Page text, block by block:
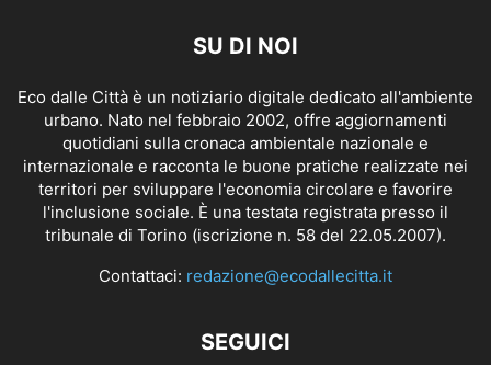
SU DI NOI
Eco dalle Città è un notiziario digitale dedicato all'ambiente
urbano. Nato nel febbraio 2002, offre aggiornamenti
quotidiani sulla cronaca ambientale nazionale e
internazionale e racconta le buone pratiche realizzate nei
territori per sviluppare l'economia circolare e favorire
l'inclusione sociale. È una testata registrata presso il
tribunale di Torino (iscrizione n. 58 del 22.05.2007).
Contattaci: redazione@ecodallecitta.it
SEGUICI